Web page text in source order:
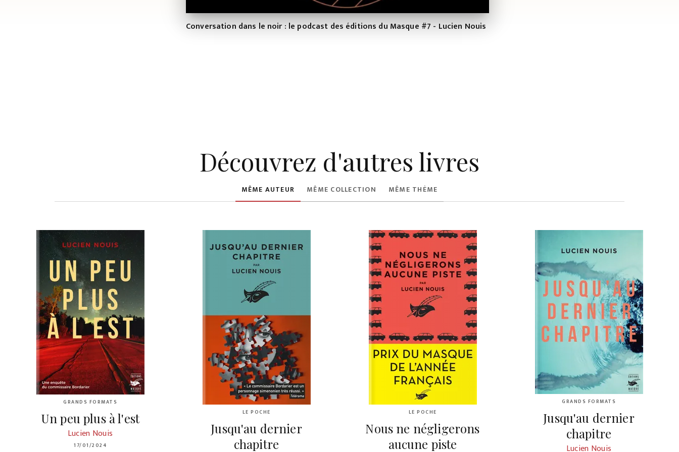
Conversation dans le noir : le podcast des éditions du Masque #7 - Lucien Nouis
Découvrez d'autres livres
MÊME AUTEUR MÊME COLLECTION MÊME THÈME
GRANDS FORMATS
Un peu plus à l'est
Lucien Nouis
17/01/2024
LE POCHE
Jusqu'au dernier
chapitre
LE POCHE
Nous ne négligerons
aucune piste
GRANDS FORMATS
Jusqu'au dernier
chapitre
Lucien Nouis